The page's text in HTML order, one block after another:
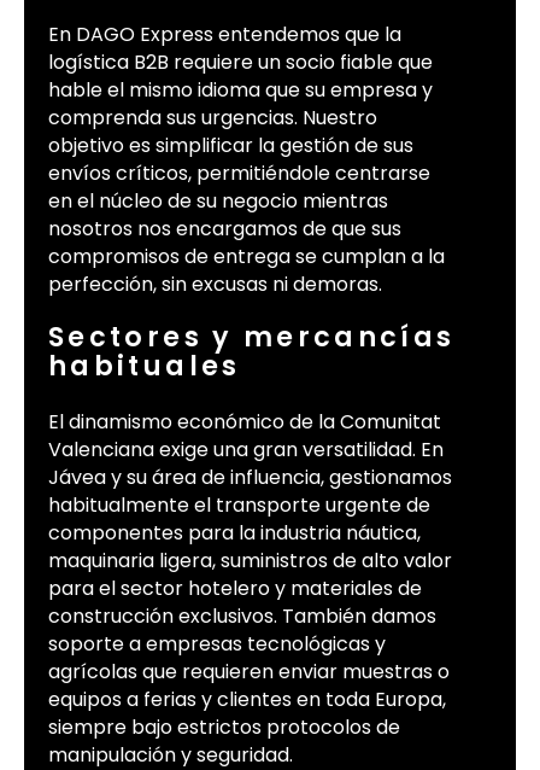
En DAGO Express entendemos que la
logística B2B requiere un socio fiable que
hable el mismo idioma que su empresa y
comprenda sus urgencias. Nuestro
objetivo es simplificar la gestión de sus
envíos críticos, permitiéndole centrarse
en el núcleo de su negocio mientras
nosotros nos encargamos de que sus
compromisos de entrega se cumplan a la
perfección, sin excusas ni demoras.
Sectores y mercancías
habituales
El dinamismo económico de la Comunitat
Valenciana exige una gran versatilidad. En
Jávea y su área de influencia, gestionamos
habitualmente el transporte urgente de
componentes para la industria náutica,
maquinaria ligera, suministros de alto valor
para el sector hotelero y materiales de
construcción exclusivos. También damos
soporte a empresas tecnológicas y
agrícolas que requieren enviar muestras o
equipos a ferias y clientes en toda Europa,
siempre bajo estrictos protocolos de
manipulación y seguridad.